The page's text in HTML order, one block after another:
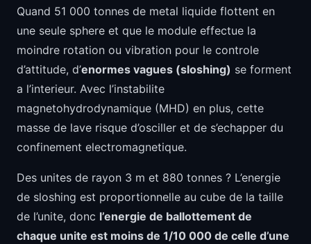
Quand 51 000 tonnes de metal liquide flottent en
une seule sphere et que le module effectue la
moindre rotation ou vibration pour le controle
d’attitude, d’enormes vagues (sloshing) se forment
a l’interieur. Avec l’instabilite
magnetohydrodynamique (MHD) en plus, cette
masse de lave risque d’osciller et de s’echapper du
confinement electromagnetique.
Des unites de rayon 3 m et 880 tonnes ? L’energie
de sloshing est proportionnelle au cube de la taille
de l’unite, donc l’energie de ballottement de
chaque unite est moins de 1/10 000 de celle d’une